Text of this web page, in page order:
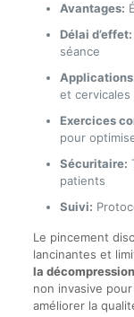
Avantages:
Délai d’effet:
séance
et cervicales
Exercices
pour
Sécuritaire:
patients
Suivi:
Le pincement
lancinantes et
la
non invasive
améliorer la